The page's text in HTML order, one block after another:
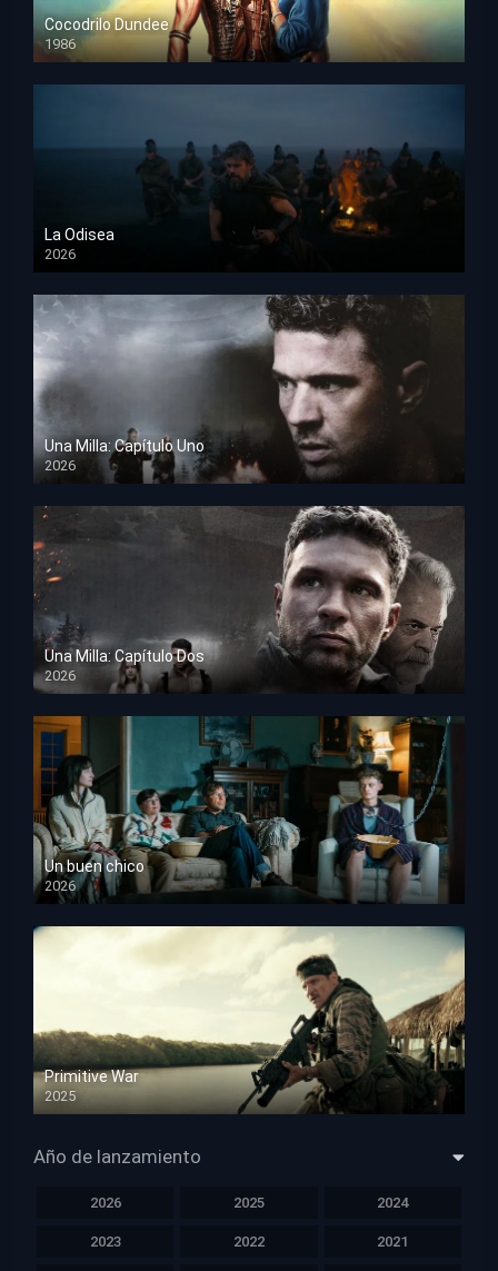
Cocodrilo Dundee
1986
HD 1080p
La Odisea
2026
TS Screener
Una Milla: Capítulo Uno
2026
HD 1080p
Una Milla: Capítulo Dos
2026
HD 1080p
Un buen chico
2026
HD 1080p
Primitive War
2025
HD 1080p
Año de lanzamiento
2026 2025 2024
2023 2022 2021